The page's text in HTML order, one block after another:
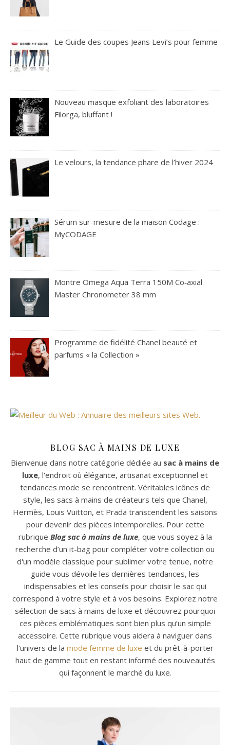
Le Guide des coupes Jeans Levi’s pour femme
Nouveau masque exfoliant des laboratoires
Filorga, bluffant !
Le velours, la tendance phare de l’hiver 2024
Sérum sur-mesure de la maison Codage :
MyCODAGE
Montre Omega Aqua Terra 150M Co‑axial
Master Chronometer 38 mm
Programme de fidélité Chanel beauté et
parfums « la Collection »
BLOG SAC À MAINS DE LUXE
Bienvenue dans notre catégorie dédiée au sac à mains de
luxe, l'endroit où élégance, artisanat exceptionnel et
tendances mode se rencontrent. Véritables icônes de
style, les sacs à mains de créateurs tels que Chanel,
Hermès, Louis Vuitton, et Prada transcendent les saisons
pour devenir des pièces intemporelles. Pour cette
rubrique Blog sac à mains de luxe, que vous soyez à la
recherche d’un it-bag pour compléter votre collection ou
d'un modèle classique pour sublimer votre tenue, notre
guide vous dévoile les dernières tendances, les
indispensables et les conseils pour choisir le sac qui
correspond à votre style et à vos besoins. Explorez notre
sélection de sacs à mains de luxe et découvrez pourquoi
ces pièces emblématiques sont bien plus qu’un simple
accessoire. Cette rubrique vous aidera à naviguer dans
l'univers de la mode femme de luxe et du prêt-à-porter
haut de gamme tout en restant informé des nouveautés
qui façonnent le marché du luxe.